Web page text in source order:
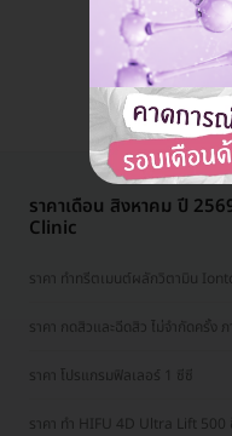
ราคาเดือน สิงหาคม ปี
Clinic
ราคา ทำทรีตเมนต์ผลักวิตามิน
ราคา กดสิวและฉีดสิว ไม่จำกัดครั้ง ภ
ราคา โปรแกรมฟิลเลอร์ 1 ซีซี
ราคา ทำ HIFU 4D Ultra Lift 500